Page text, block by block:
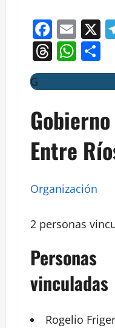
X
Threads
G
Entre
Organización
2 personas
Personas
vinculadas
Rogelio